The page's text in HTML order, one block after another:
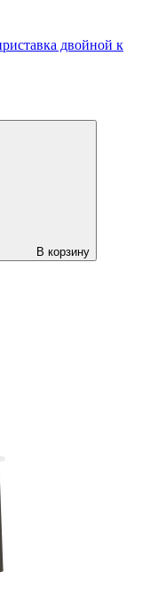
двойной к
В корзину